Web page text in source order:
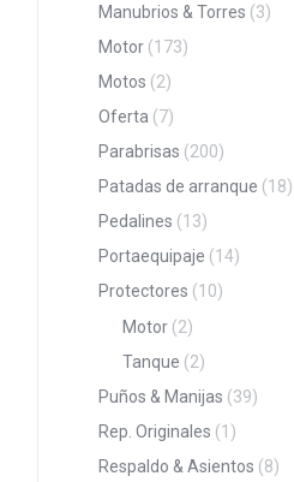
Manubrios & Torres (3)
Motor (173)
Motos (2)
Oferta (7)
Parabrisas (200)
Patadas de arranque (18)
Pedalines (13)
Portaequipaje (14)
Protectores (10)
Motor (2)
Tanque (2)
Puños & Manijas (39)
Rep. Originales (1)
Respaldo & Asientos (8)